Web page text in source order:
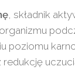
, składnik
poziomu